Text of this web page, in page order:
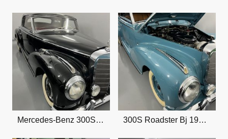
Mercedes-Benz 300S Coupe Bj 1953 Note 1 300S Roadster Bj 1952 Note 1